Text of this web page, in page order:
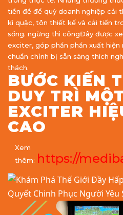
tiền đề để quý doanh nghiệp cải
kì quặc, tôn thiết kế và cải tiến
sống. ngừng thi côngĐây được
exciter, góp phần phần xuất
chuẩn chỉnh bị sẵn sàng thích
thách.
BƯỚC KIẾN
DUY TRÌ
EXCITER
CAO
Xem
thêm: https://